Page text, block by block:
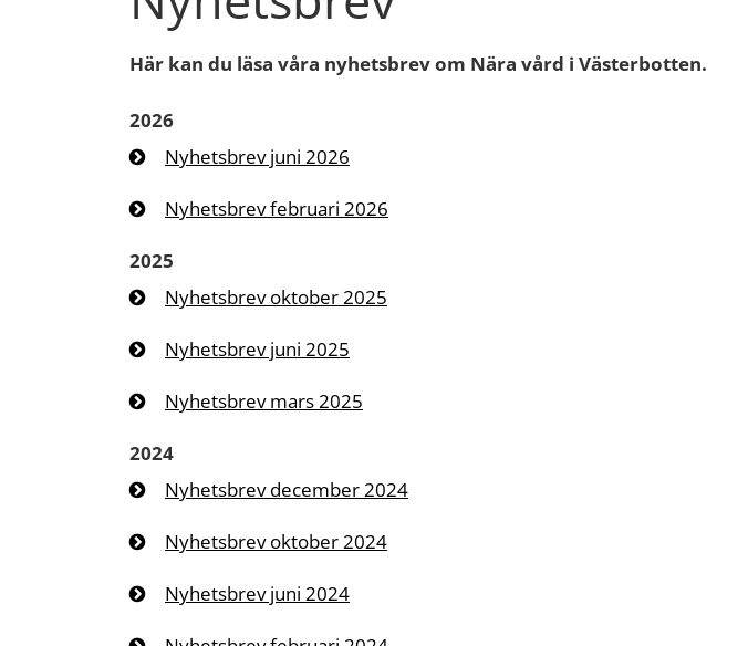
Här kan du läsa våra nyhetsbrev om Nära vård i Västerbotten.
2026
Nyhetsbrev juni 2026
Nyhetsbrev februari 2026
2025
Nyhetsbrev oktober 2025
Nyhetsbrev juni 2025
Nyhetsbrev mars 2025
2024
Nyhetsbrev december 2024
Nyhetsbrev oktober 2024
Nyhetsbrev juni 2024